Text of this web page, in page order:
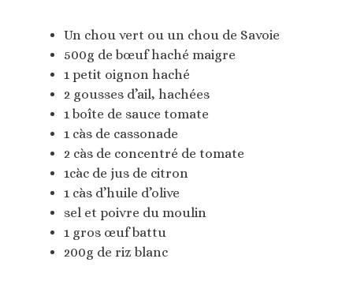
Un chou vert ou un chou de Savoie
500g de bœuf haché maigre
1 petit oignon haché
2 gousses d’ail, hachées
1 boîte de sauce tomate
1 càs de cassonade
2 càs de concentré de tomate
1càc de jus de citron
1 càs d’huile d’olive
sel et poivre du moulin
1 gros œuf battu
200g de riz blanc